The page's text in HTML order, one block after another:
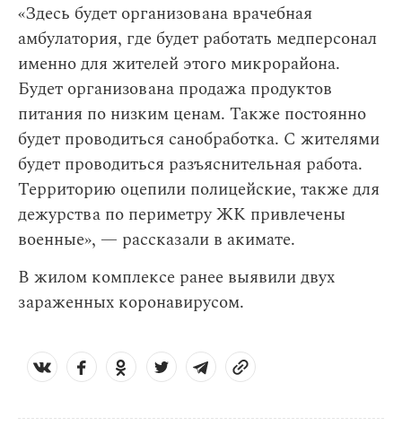
«Здесь будет организована врачебная
амбулатория, где будет работать медперсонал
именно для жителей этого микрорайона.
Будет организована продажа продуктов
питания по низким ценам. Также постоянно
будет проводиться санобработка. С жителями
будет проводиться разъяснительная работа.
Территорию оцепили полицейские, также для
дежурства по периметру ЖК привлечены
военные», — рассказали в акимате.
В жилом комплексе ранее выявили двух
зараженных коронавирусом.